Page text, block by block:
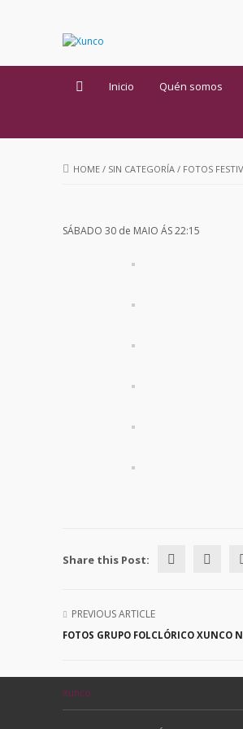
Inicio Quén somos
HOME / SIN CATEGORÍA / FOTOS
SÁBADO 30 de MAIO ÁS 22:15
Share this Post:
PREVIOUS ARTICLE
FOTOS GRUPO FOLCLÓRICO XUNCO
Xunco